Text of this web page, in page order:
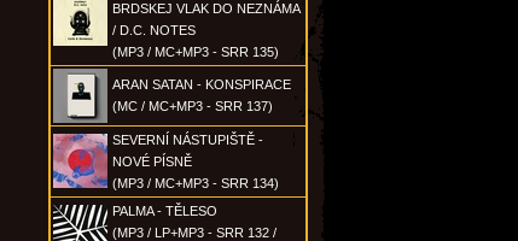
BRDSKEJ VLAK DO NEZNÁMA
/ D.C. NOTES
(MP3 / MC+MP3 - SRR 135)
ARAN SATAN - KONSPIRACE
(MC / MC+MP3 - SRR 137)
SEVERNÍ NÁSTUPIŠTĚ -
NOVÉ PÍSNĚ
(MP3 / MC+MP3 - SRR 134)
PALMA - TĚLESO
(MP3 / LP+MP3 - SRR 132 /